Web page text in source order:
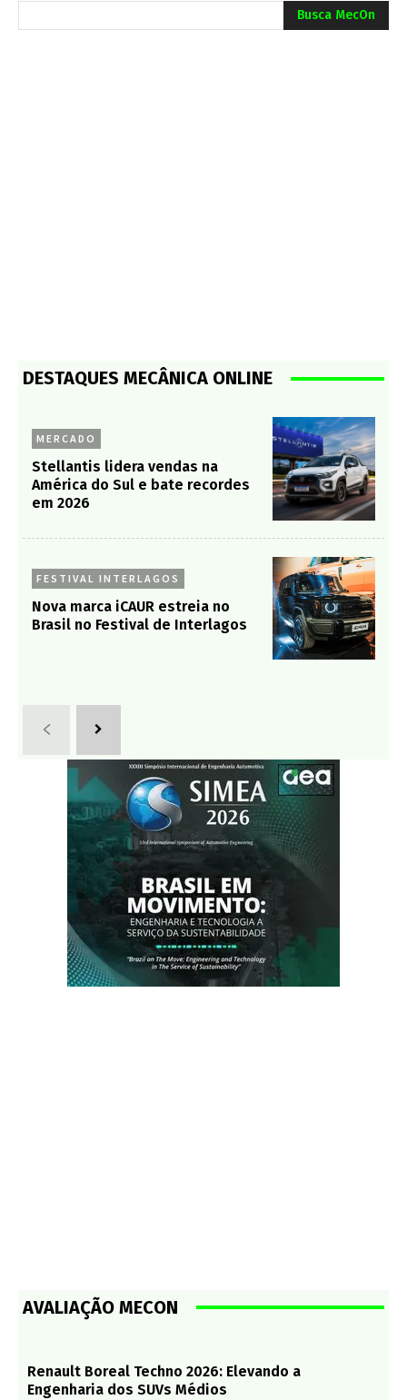
Busca MecOn
DESTAQUES MECÂNICA ONLINE
MERCADO
Stellantis lidera vendas na
América do Sul e bate recordes
em 2026
FESTIVAL INTERLAGOS
Nova marca iCAUR estreia no
Brasil no Festival de Interlagos
AVALIAÇÃO MECON
Renault Boreal Techno 2026: Elevando a
Engenharia dos SUVs Médios